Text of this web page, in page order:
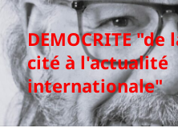
DEMOCRITE "de
cité à l'actualité
internationale"